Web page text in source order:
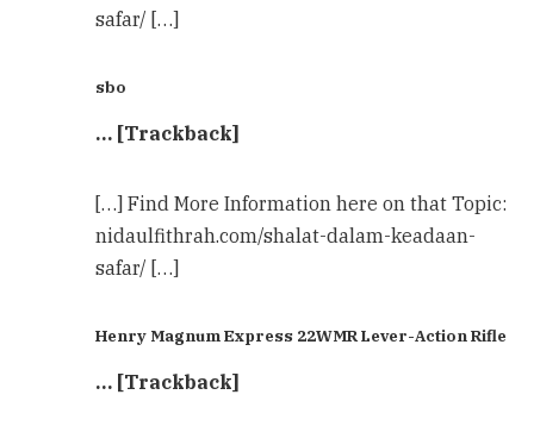
safar/ […]
sbo
… [Trackback]
[…] Find More Information here on that Topic:
nidaulfithrah.com/shalat-dalam-keadaan-
safar/ […]
Henry Magnum Express 22WMR Lever-Action Rifle
… [Trackback]